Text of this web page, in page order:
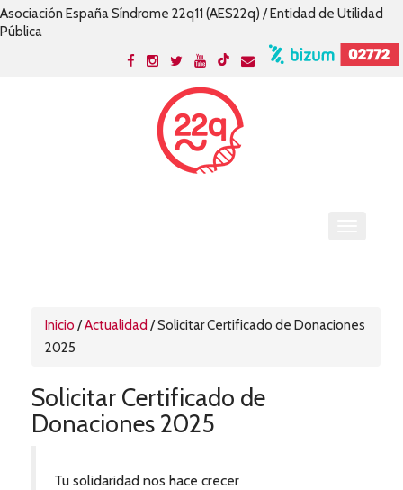
Asociación España Síndrome 22q11 (AES22q) / Entidad de Utilidad
Pública
Inicio /Actualidad /Solicitar Certificado de Donaciones
2025
Solicitar Certificado de
Donaciones 2025
Tu solidaridad nos hace crecer